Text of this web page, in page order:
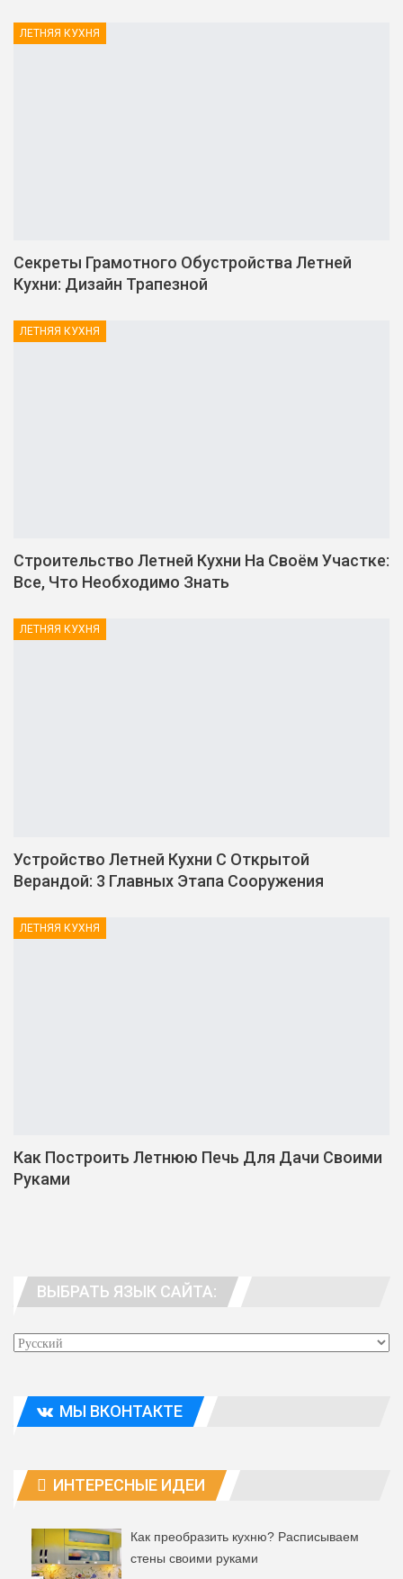
ЛЕТНЯЯ КУХНЯ
Секреты Грамотного Обустройства Летней
Кухни: Дизайн Трапезной
ЛЕТНЯЯ КУХНЯ
Строительство Летней Кухни На Своём Участке:
Все, Что Необходимо Знать
ЛЕТНЯЯ КУХНЯ
Устройство Летней Кухни С Открытой
Верандой: 3 Главных Этапа Сооружения
ЛЕТНЯЯ КУХНЯ
Как Построить Летнюю Печь Для Дачи Своими
Руками
ВЫБРАТЬ ЯЗЫК САЙТА:
МЫ ВКОНТАКТЕ
ИНТЕРЕСНЫЕ ИДЕИ
Как преобразить кухню? Расписываем
стены своими руками